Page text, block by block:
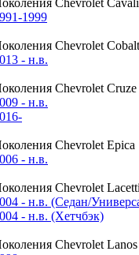
Chevrolet
1999
Chevrolet Cobalt
- н.в.
Chevrolet Cruze
- н.в.
Chevrolet Epica
- н.в.
Chevrolet Lacetti
- н.в. (Седан/
- н.в. (Хетчбэк)
Chevrolet Lanos